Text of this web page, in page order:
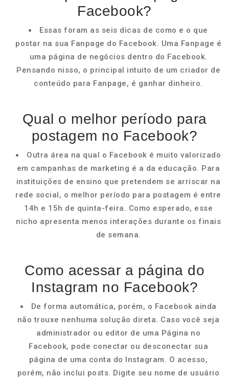
Facebook?
Essas foram as seis dicas de como e o que
postar na sua Fanpage do Facebook. Uma Fanpage é
uma página de negócios dentro do Facebook.
Pensando nisso, o principal intuito de um criador de
conteúdo para Fanpage, é ganhar dinheiro.
Qual o melhor período para
postagem no Facebook?
Outra área na qual o Facebook é muito valorizado
em campanhas de marketing é a da educação. Para
instituições de ensino que pretendem se arriscar na
rede social, o melhor período para postagem é entre
14h e 15h de quinta-feira. Como esperado, esse
nicho apresenta menos interações durante os finais
de semana.
Como acessar a página do
Instagram no Facebook?
De forma automática, porém, o Facebook ainda
não trouxe nenhuma solução direta. Caso você seja
administrador ou editor de uma Página no
Facebook, pode conectar ou desconectar sua
página de uma conta do Instagram. O acesso,
porém, não inclui posts. Digite seu nome de usuário